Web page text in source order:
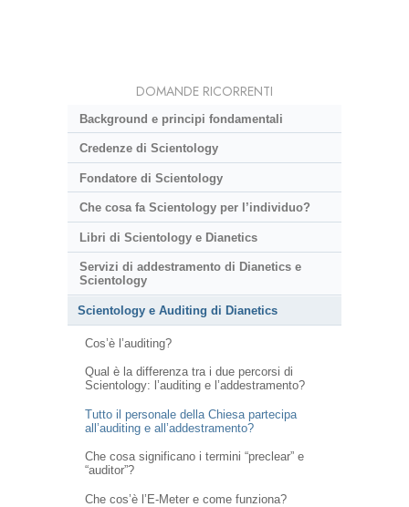
DOMANDE RICORRENTI
Background e principi fondamentali
Credenze di Scientology
Fondatore di Scientology
Che cosa fa Scientology per l’individuo?
Libri di Scientology e Dianetics
Servizi di addestramento di Dianetics e
Scientology
Scientology e Auditing di Dianetics
Cos’è l’auditing?
Qual è la differenza tra i due percorsi di
Scientology: l’auditing e l’addestramento?
Tutto il personale della Chiesa partecipa
all’auditing e all’addestramento?
Che cosa significano i termini “preclear” e
“auditor”?
Che cos’è l’E-Meter e come funziona?